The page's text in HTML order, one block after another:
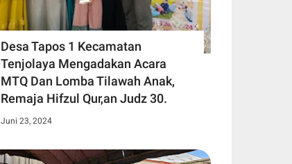
Desa Tapos 1 Kecamatan
Tenjolaya Mengadakan Acara
MTQ Dan Lomba Tilawah Anak,
Remaja Hifzul Qur,an Judz 30.
Juni 23, 2024